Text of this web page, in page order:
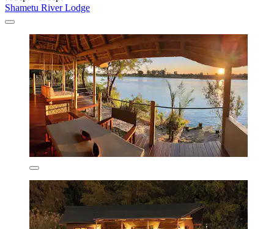
Shametu River Lodge